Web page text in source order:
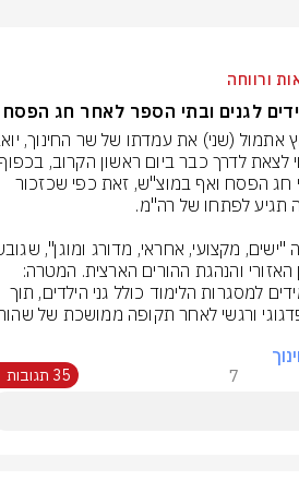
ורווחה
לגנים ובתי הספר לאחר חג הפסח
7 35 תגובות